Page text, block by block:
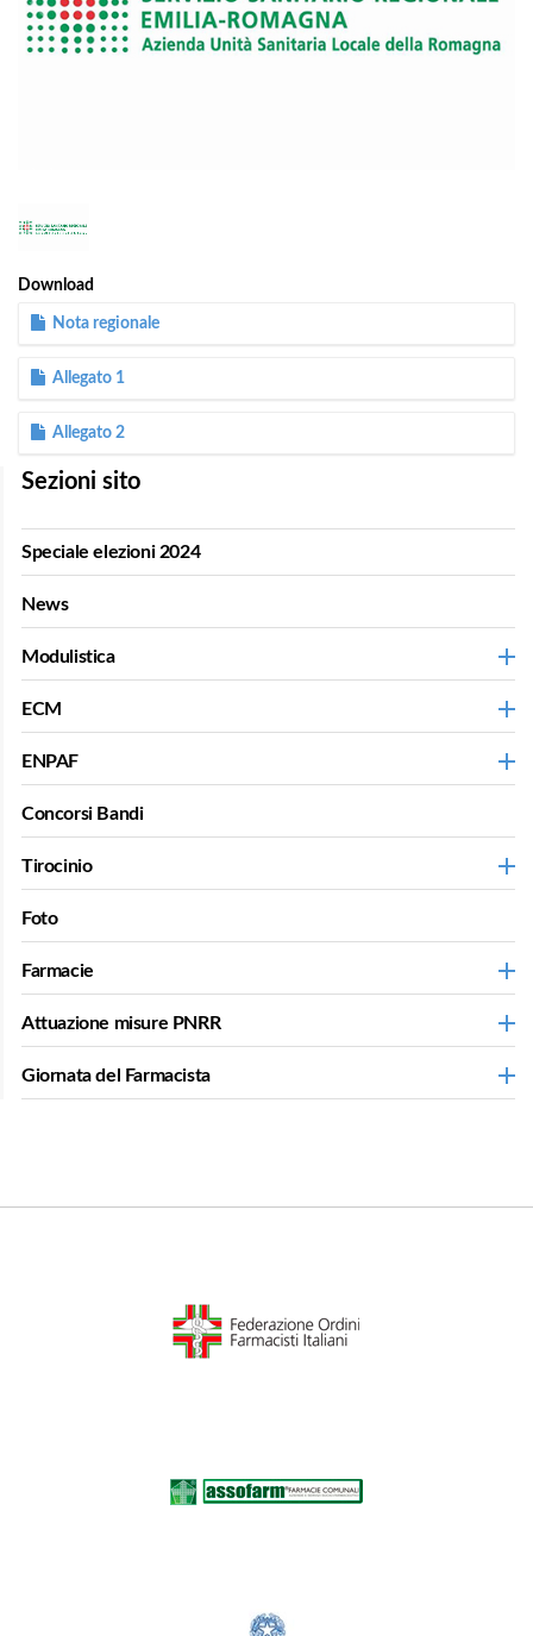
Download
Nota regionale
Allegato 1
Allegato 2
Sezioni sito
Speciale elezioni 2024
News
Modulistica
ECM
ENPAF
Concorsi Bandi
Tirocinio
Foto
Farmacie
Attuazione misure PNRR
Giornata del Farmacista